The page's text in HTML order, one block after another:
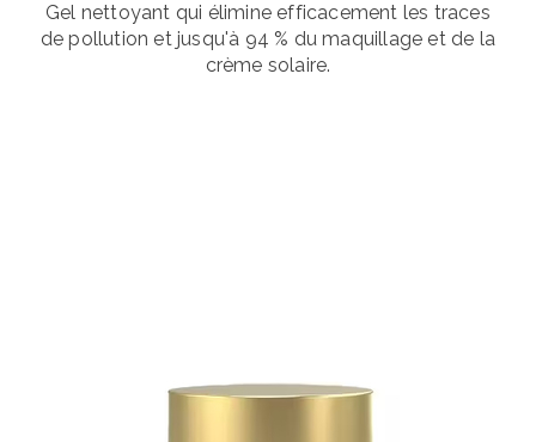
Gel nettoyant qui élimine efficacement les traces
de pollution et jusqu'à 94 % du maquillage et de la
crème solaire.